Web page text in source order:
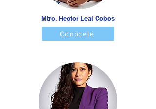
Mtro. Hector Leal Cobos
Conócele